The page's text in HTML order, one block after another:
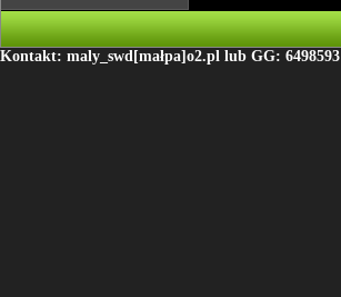
Kontakt: maly_swd[małpa]o2.pl lub GG: 6498593